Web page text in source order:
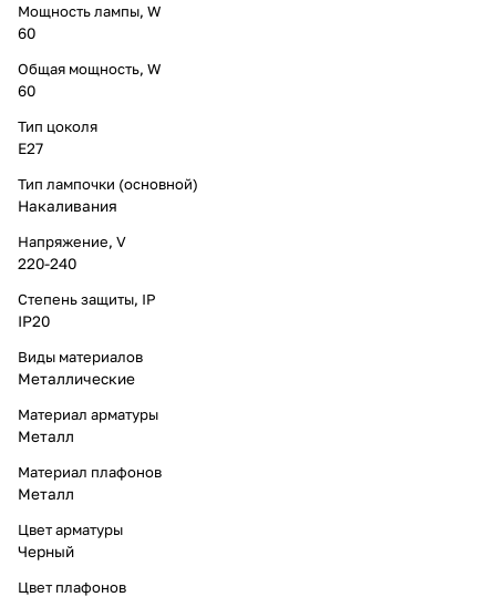
Мощность лампы, W
60
Общая мощность, W
60
Тип цоколя
E27
Тип лампочки (основной)
Накаливания
Напряжение, V
220-240
Степень защиты, IP
IP20
Виды материалов
Металлические
Материал арматуры
Металл
Материал плафонов
Металл
Цвет арматуры
Черный
Цвет плафонов